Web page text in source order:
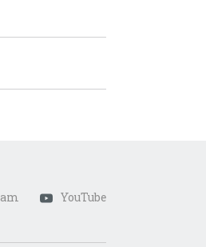
YouTube